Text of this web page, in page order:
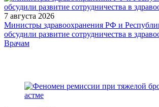
7 августа 2026
Министры здравоохранения РФ и
обсудили развитие сотрудничества в
/pharmacy/termin-dnya-bolezn-kashina-beka/
Врачам